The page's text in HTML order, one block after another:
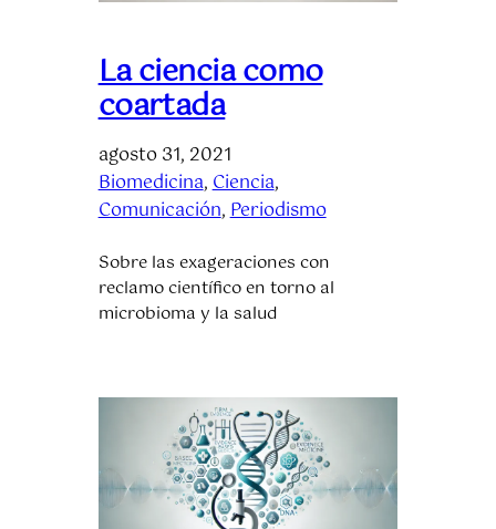
La ciencia como
coartada
agosto 31, 2021
Biomedicina, Ciencia
Comunicación, Periodismo
Sobre las exageraciones con
reclamo científico en torno al
microbioma y la salud